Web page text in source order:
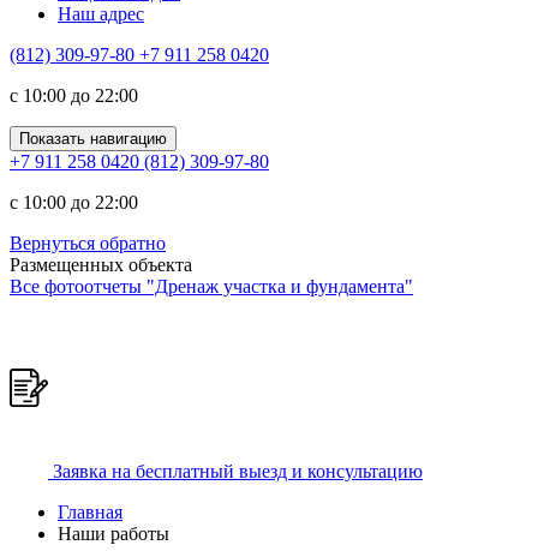
Наш адрес
(812) 309-97-80 +7 911 258 0420
c 10:00 до 22:00
Показать навигацию
+7 911 258 0420 (812) 309-97-80
c 10:00 до 22:00
Вернуться обратно
Размещенных объекта
Все фотоотчеты "Дренаж участка и фундамента"
Заявка на бесплатный выезд и консультацию
Главная
Наши работы